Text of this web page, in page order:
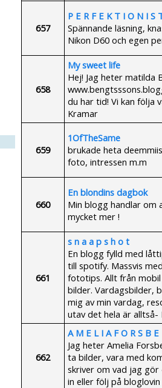
657
P E R F E K T I O N I S
Spännande läsning,
Nikon D60 och egen
658
My sweet life
Hej! Jag heter matilda
du har tid! Vi kan följa
Kramar
659
1OfTheSame
brukade heta
foto, intressen m.m
660
En blondins dagbok
Min blogg handlar om
mycket mer !
661
s n a a p s h o t
En blogg fylld med
till spotify. Massvis
fototips. Allt från
bilder. Vardagsbilder,
mig av min vardag,
utav det hela är alltså-
662
A M E L I A F O R S B E
Jag heter Amelia
ta bilder, vara med
skriver om vad jag gör
in eller följ på bloglovin